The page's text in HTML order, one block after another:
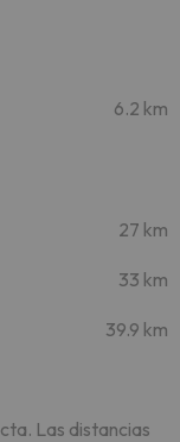
6.2 km
27 km
33 km
39.9 km
Las distancias